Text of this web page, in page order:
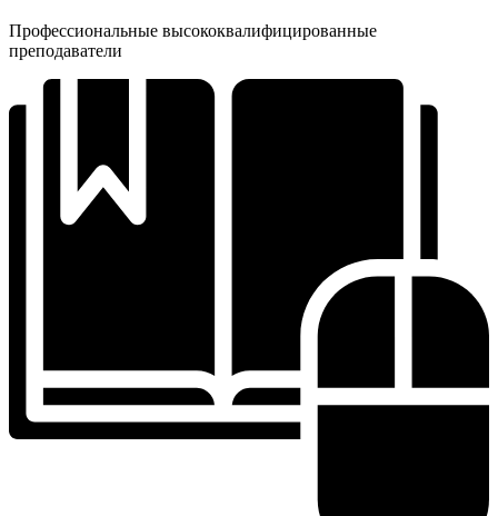
Профессиональные высококвалифицированные
преподаватели